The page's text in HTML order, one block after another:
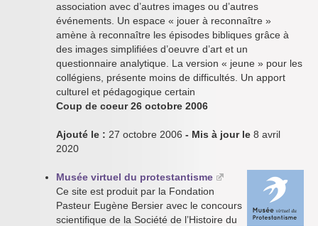
association avec d’autres images ou d’autres
événements. Un espace « jouer à reconnaître »
amène à reconnaître les épisodes bibliques grâce à
des images simplifiées d’oeuvre d’art et un
questionnaire analytique. La version « jeune » pour les
collégiens, présente moins de difficultés. Un apport
culturel et pédagogique certain
Coup de coeur 26 octobre 2006
Ajouté le : 27 octobre 2006 - Mis à jour le 8 avril
2020
Musée virtuel du protestantisme
Ce site est produit par la Fondation
Pasteur Eugène Bersier avec le concours
scientifique de la Société de l’Histoire du